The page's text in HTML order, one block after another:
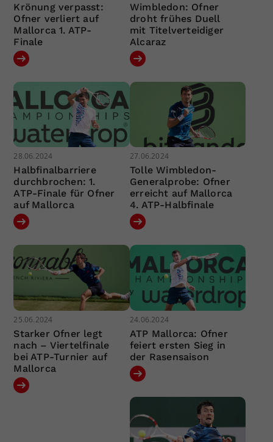
Krönung verpasst:
Ofner verliert auf
Mallorca 1. ATP-
Finale
Wimbledon: Ofner
droht frühes Duell
mit Titelverteidiger
Alcaraz
28.06.2024
Halbfinalbarriere
durchbrochen: 1.
ATP-Finale für Ofner
auf Mallorca
27.06.2024
Tolle Wimbledon-
Generalprobe: Ofner
erreicht auf Mallorca
4. ATP-Halbfinale
25.06.2024
Starker Ofner legt
nach – Viertelfinale
bei ATP-Turnier auf
Mallorca
24.06.2024
ATP Mallorca: Ofner
feiert ersten Sieg in
der Rasensaison